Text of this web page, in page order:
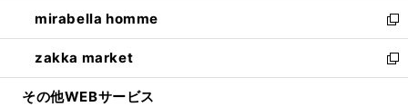
く
で
開
く
ド
ウ
で
開
ィ
ン
ド
ウ
い
ウ
ィ
ン
mirabella homme
新
し
い
ウ
zakka market
新
し
その他WEBサービス